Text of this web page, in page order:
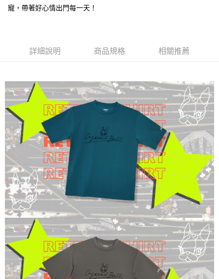
付款後全家取貨
每筆NT$60，滿NT$1,000(含以上)免運費
宅配
每筆NT$120，滿NT$1,000(含以上)免運費
離島宅配
每筆NT$120，滿NT$1,000(含以上)免運費
自取
免運費
國家/地區配送 查看運費
寵，帶著好心情出門每一天！
詳細說明 商品規格 相關推薦